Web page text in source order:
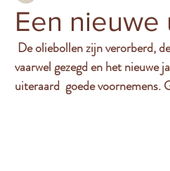
Een nieuwe
vaarwel gezegd en het nieuwe
uiteraard  goede voornemens.